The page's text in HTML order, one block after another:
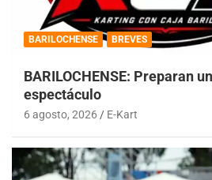
BARILOCHENSE BREVES
BARILOCHENSE: Preparan
espectáculo
6 agosto, 2026 E-Kart